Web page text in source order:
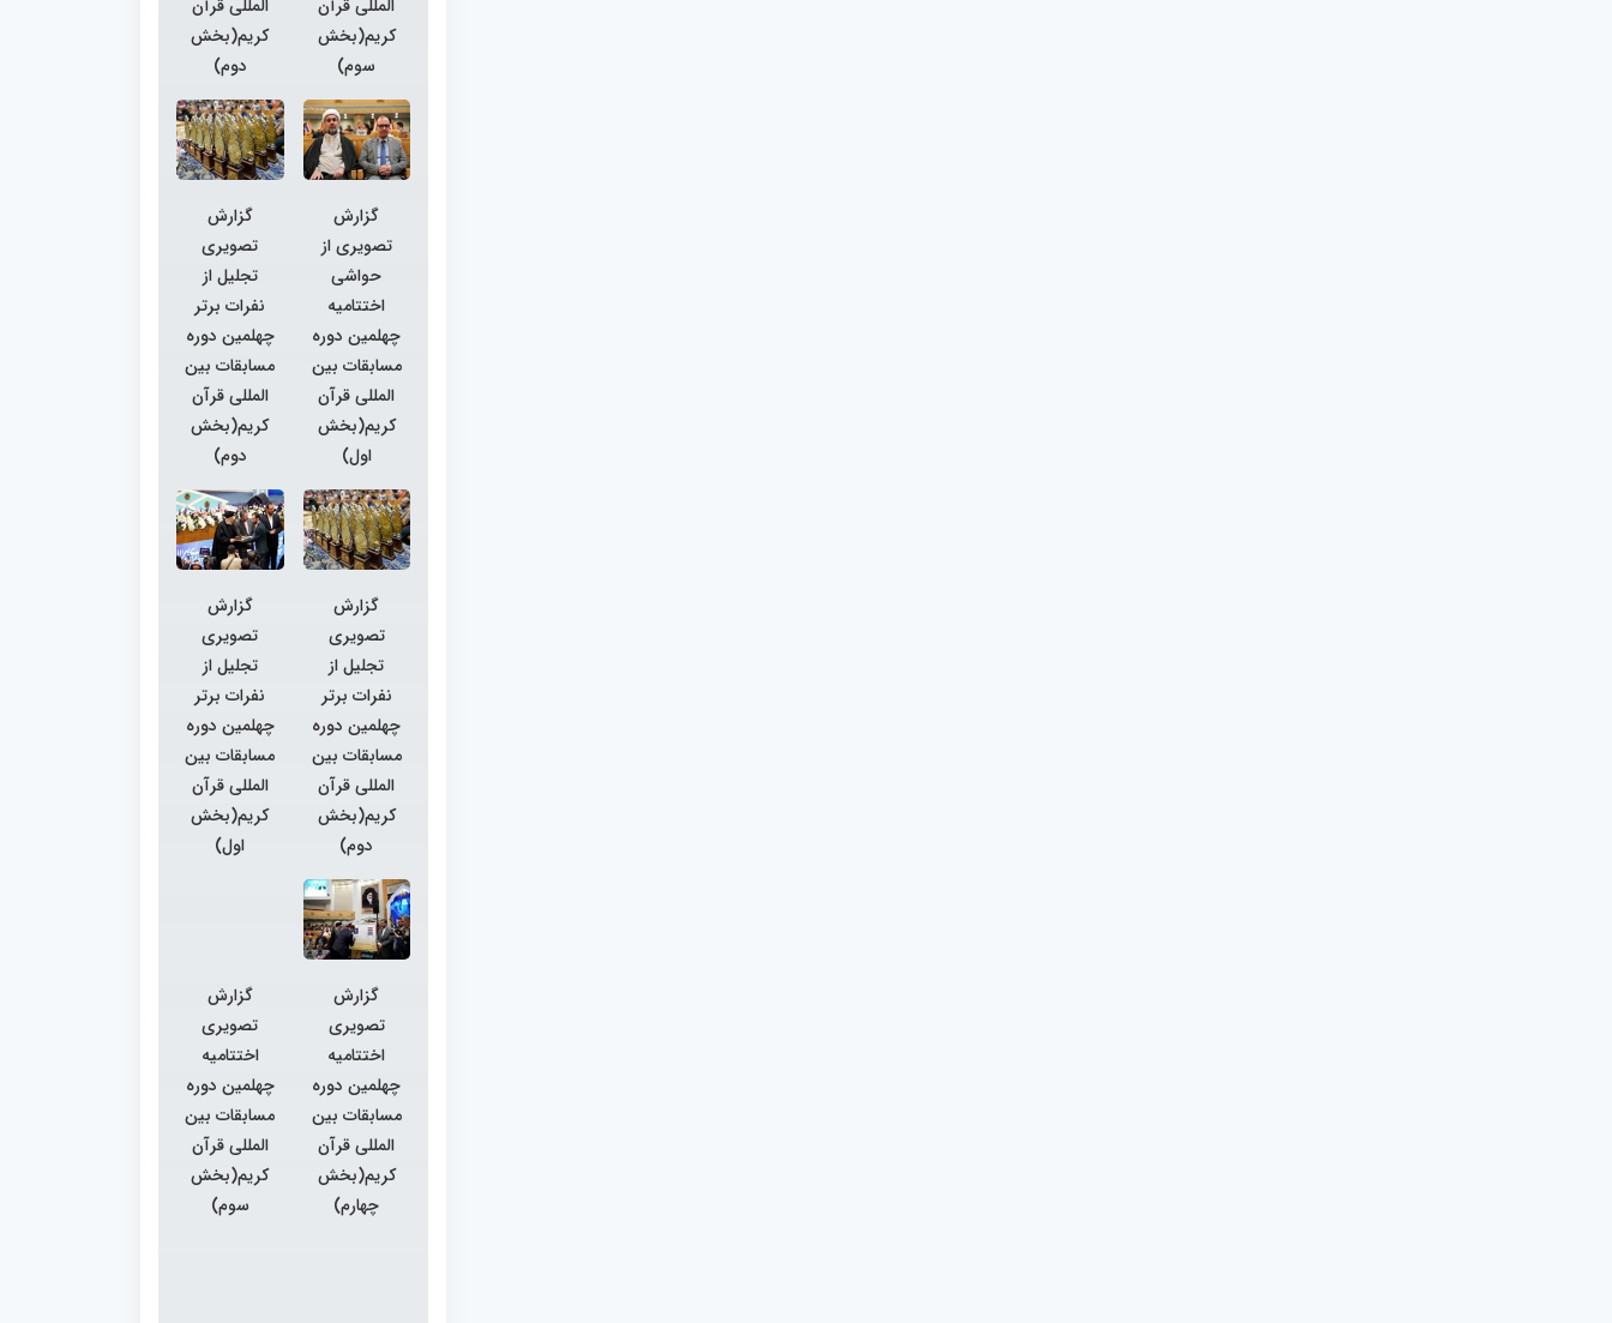
المللی قرآن
کریم(بخش
سوم)
المللی قرآن
کریم(بخش
دوم)
گزارش
تصویری از
حواشی
اختتامیه
چهلمین دوره
مسابقات بین
المللی قرآن
کریم(بخش
اول)
گزارش
تصویری
تجلیل از
نفرات برتر
چهلمین دوره
مسابقات بین
المللی قرآن
کریم(بخش
دوم)
گزارش
تصویری
تجلیل از
نفرات برتر
چهلمین دوره
مسابقات بین
المللی قرآن
کریم(بخش
دوم)
گزارش
تصویری
تجلیل از
نفرات برتر
چهلمین دوره
مسابقات بین
المللی قرآن
کریم(بخش
اول)
گزارش
تصویری
اختتامیه
چهلمین دوره
مسابقات بین
المللی قرآن
کریم(بخش
چهارم)
گزارش
تصویری
اختتامیه
چهلمین دوره
مسابقات بین
المللی قرآن
کریم(بخش
سوم)